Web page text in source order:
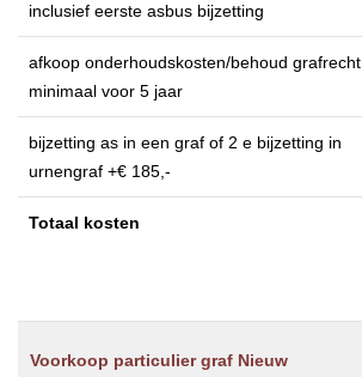
inclusief eerste asbus bijzetting
afkoop onderhoudskosten/behoud grafrecht
minimaal voor 5 jaar
bijzetting as in een graf of 2 e bijzetting in
urnengraf +€ 185,-
Totaal kosten
Voorkoop particulier graf Nieuw